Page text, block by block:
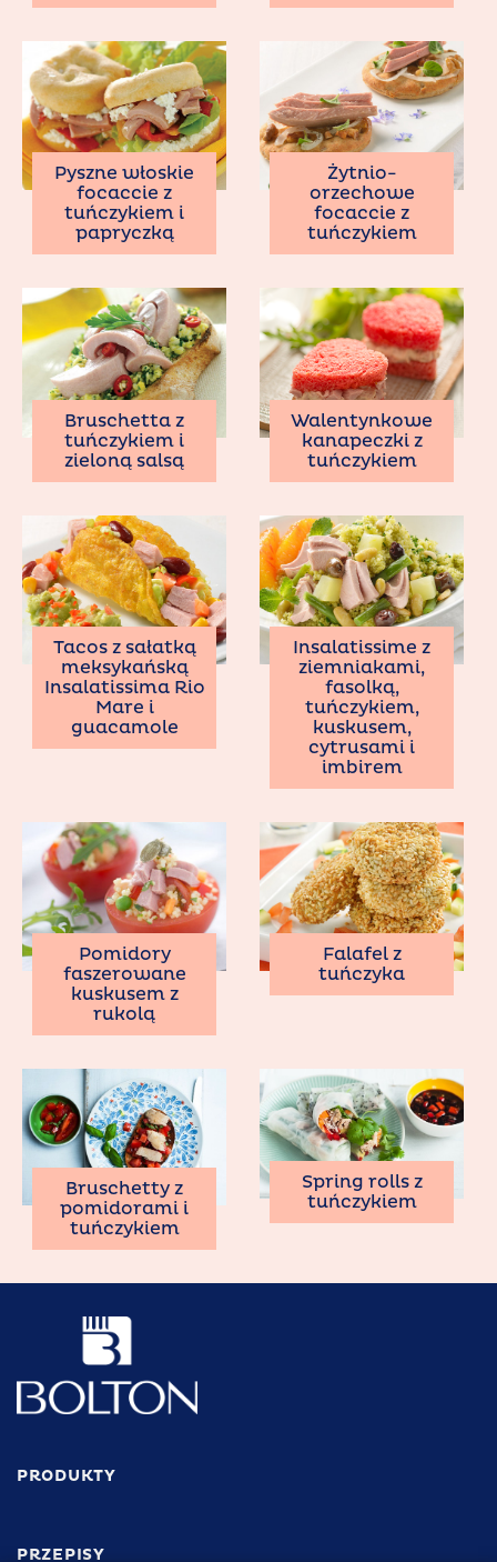
Pyszne włoskie
focaccie z
tuńczykiem i
papryczką
Żytnio-
orzechowe
focaccie z
tuńczykiem
Bruschetta z
tuńczykiem i
zieloną salsą
Walentynkowe
kanapeczki z
tuńczykiem
Tacos z sałatką
meksykańską
Insalatissima Rio
Mare i
guacamole
Insalatissime z
ziemniakami,
fasolką,
tuńczykiem,
kuskusem,
cytrusami i
imbirem
Pomidory
faszerowane
kuskusem z
rukolą
Falafel z
tuńczyka
Bruschetty z
pomidorami i
tuńczykiem
Spring rolls z
tuńczykiem
PRODUKTY
PRZEPISY